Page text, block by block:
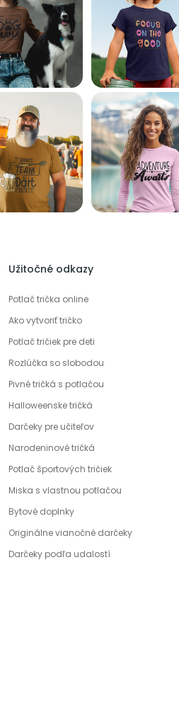
Užitočné odkazy
Potlač trička online
Ako vytvoriť tričko
Potlač tričiek pre deti
Rozlúčka so slobodou
Pivné tričká s potlačou
Halloweenske tričká
Darčeky pre učiteľov
Narodeninové tričká
Potlač športových tričiek
Miska s vlastnou potlačou
Bytové doplnky
Originálne vianočné darčeky
Darčeky podľa udalostí